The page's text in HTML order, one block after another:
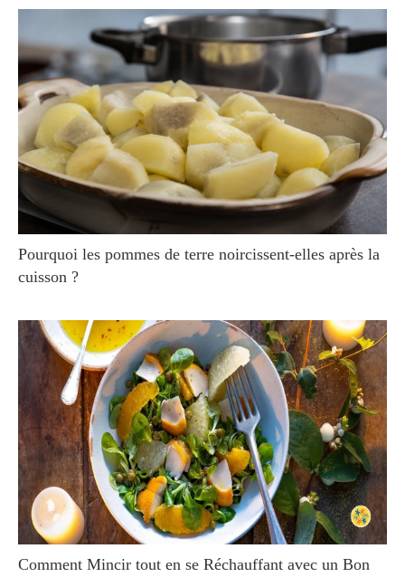
Pourquoi les pommes de terre noircissent-elles après la
cuisson ?
Comment Mincir tout en se Réchauffant avec un Bon